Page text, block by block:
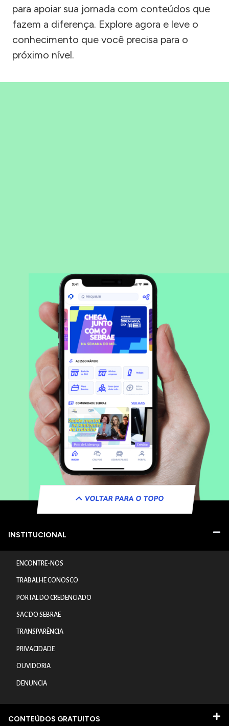
para apoiar sua jornada com conteúdos que
fazem a diferença. Explore agora e leve o
conhecimento que você precisa para o
próximo nível.
VOLTAR PARA O TOPO
INSTITUCIONAL
ENCONTRE-NOS
TRABALHE CONOSCO
PORTAL DO CREDENCIADO
SAC DO SEBRAE
TRANSPARÊNCIA
PRIVACIDADE
OUVIDORIA
DENUNCIA
CONTEÚDOS GRATUITOS